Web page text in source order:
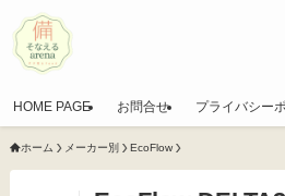
HOME PAGE お問合せ プライバシー
ホーム メーカー別 EcoFlow